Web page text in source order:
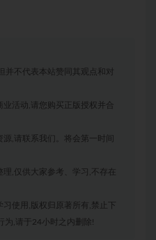
并不代表本站赞同其观点和对
活动,请您购买正版授权并合
,请联系我们。将会第一时间
,仅供大家参考、学习,不存在
使用,版权归原著所有,禁止下
为,请于24小时之内删除!